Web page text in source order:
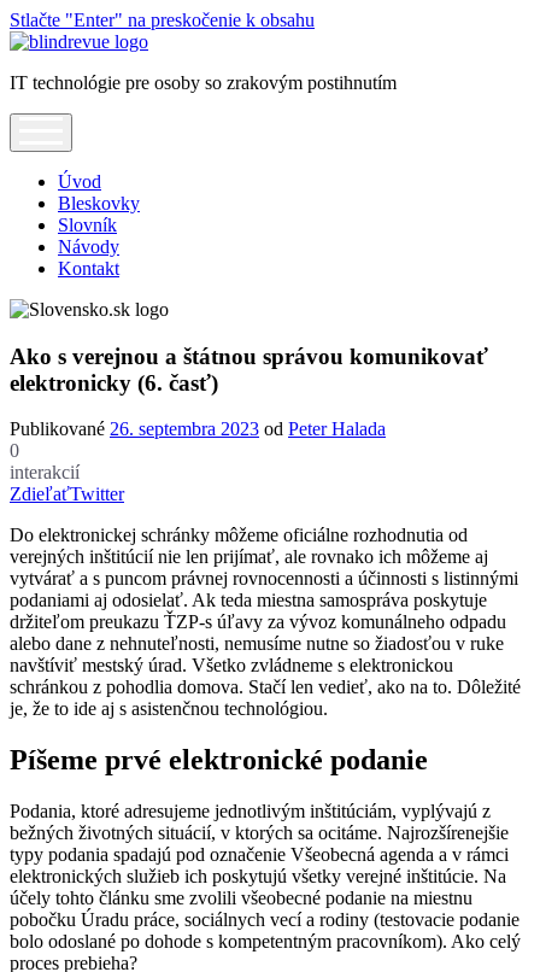
Stlačte "Enter" na preskočenie k obsahu
Blindrevue
IT technológie pre osoby so zrakovým postihnutím
Úvod
Bleskovky
Slovník
Návody
Kontakt
Ako s verejnou a štátnou správou komunikovať
elektronicky (6. časť)
Publikované 26. septembra 2023 od Peter Halada
0
interakcií
ZdieľaťTwitter
Do elektronickej schránky môžeme oficiálne rozhodnutia od
verejných inštitúcií nie len prijímať, ale rovnako ich môžeme aj
vytvárať a s puncom právnej rovnocennosti a účinnosti s listinnými
podaniami aj odosielať. Ak teda miestna samospráva poskytuje
držiteľom preukazu ŤZP-s úľavy za vývoz komunálneho odpadu
alebo dane z nehnuteľnosti, nemusíme nutne so žiadosťou v ruke
navštíviť mestský úrad. Všetko zvládneme s elektronickou
schránkou z pohodlia domova. Stačí len vedieť, ako na to. Dôležité
je, že to ide aj s asistenčnou technológiou.
Píšeme prvé elektronické podanie
Podania, ktoré adresujeme jednotlivým inštitúciám, vyplývajú z
bežných životných situácií, v ktorých sa ocitáme. Najrozšírenejšie
typy podania spadajú pod označenie Všeobecná agenda a v rámci
elektronických služieb ich poskytujú všetky verejné inštitúcie. Na
účely tohto článku sme zvolili všeobecné podanie na miestnu
pobočku Úradu práce, sociálnych vecí a rodiny (testovacie podanie
bolo odoslané po dohode s kompetentným pracovníkom). Ako celý
proces prebieha?